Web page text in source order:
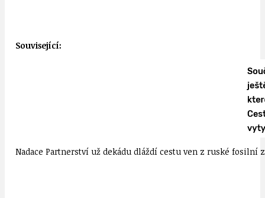
Související:
Nadace Partnerství už dekádu dláždí cestu ven z ruské